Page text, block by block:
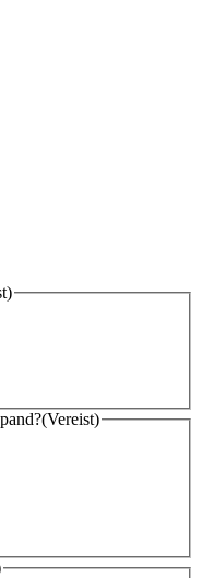
(Vereist)